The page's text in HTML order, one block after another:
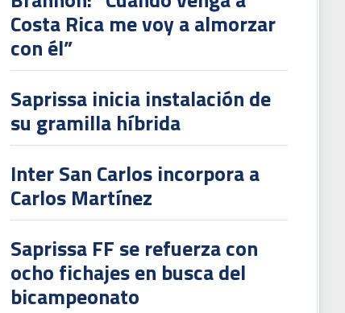
Costa Rica me voy a almorzar
con él”
Saprissa inicia instalación de
su gramilla híbrida
Inter San Carlos incorpora a
Carlos Martínez
Saprissa FF se refuerza con
ocho fichajes en busca del
bicampeonato